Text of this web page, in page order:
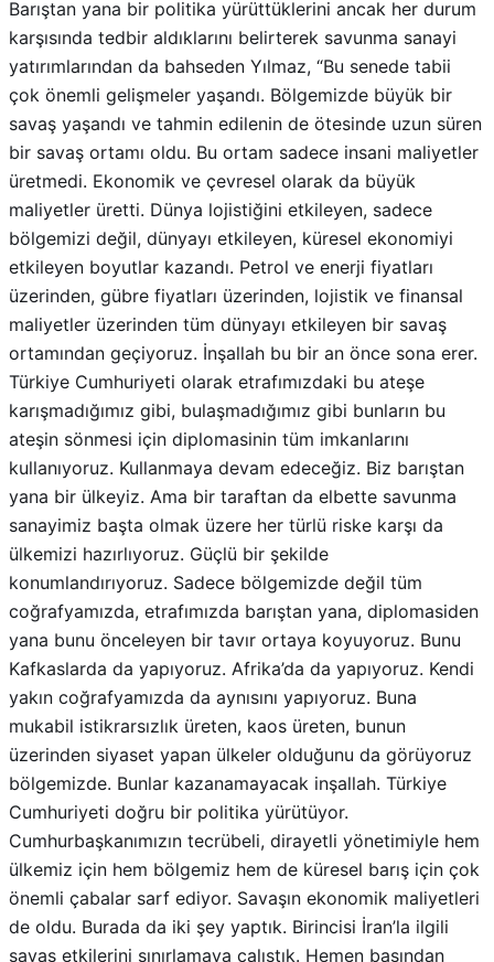
çok önemli gelişmeler yaşandı. Bölgemizde büyük bir
savaş yaşandı ve tahmin edilenin de ötesinde uzun süren
bir savaş ortamı oldu. Bu ortam sadece insani maliyetler
üretmedi. Ekonomik ve çevresel olarak da büyük
maliyetler üretti. Dünya lojistiğini etkileyen, sadece
bölgemizi değil, dünyayı etkileyen, küresel ekonomiyi
etkileyen boyutlar kazandı. Petrol ve enerji fiyatları
üzerinden, gübre fiyatları üzerinden, lojistik ve finansal
maliyetler üzerinden tüm dünyayı etkileyen bir savaş
ortamından geçiyoruz. İnşallah bu bir an önce sona erer.
Türkiye Cumhuriyeti olarak etrafımızdaki bu ateşe
karışmadığımız gibi, bulaşmadığımız gibi bunların bu
ateşin sönmesi için diplomasinin tüm imkanlarını
kullanıyoruz. Kullanmaya devam edeceğiz. Biz barıştan
yana bir ülkeyiz. Ama bir taraftan da elbette savunma
sanayimiz başta olmak üzere her türlü riske karşı da
ülkemizi hazırlıyoruz. Güçlü bir şekilde
konumlandırıyoruz. Sadece bölgemizde değil tüm
coğrafyamızda, etrafımızda barıştan yana, diplomasiden
yana bunu önceleyen bir tavır ortaya koyuyoruz. Bunu
Kafkaslarda da yapıyoruz. Afrika’da da yapıyoruz. Kendi
yakın coğrafyamızda da aynısını yapıyoruz. Buna
mukabil istikrarsızlık üreten, kaos üreten, bunun
üzerinden siyaset yapan ülkeler olduğunu da görüyoruz
bölgemizde. Bunlar kazanamayacak inşallah. Türkiye
Cumhuriyeti doğru bir politika yürütüyor.
Cumhurbaşkanımızın tecrübeli, dirayetli yönetimiyle hem
ülkemiz için hem bölgemiz hem de küresel barış için çok
önemli çabalar sarf ediyor. Savaşın ekonomik maliyetleri
de oldu. Burada da iki şey yaptık. Birincisi İran’la ilgili
savaş etkilerini sınırlamaya çalıştık. Hemen başından
itibaren finansal bazı tedbirler aldık. Enerji fiyatlarının iç
dünyamıza, tüketicilere yansımasını sınırlamak için eşel